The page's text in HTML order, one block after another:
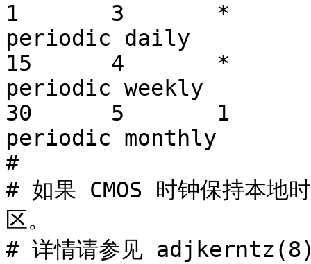
1       3       *
periodic daily
15      4       *
periodic weekly
30      5       1
periodic monthly
#
# 如果 CMOS 时钟保持本地
区。
# 详情请参见